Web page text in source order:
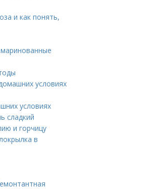
и как понять,
условиях
условиях
сладкий
и горчицу
в